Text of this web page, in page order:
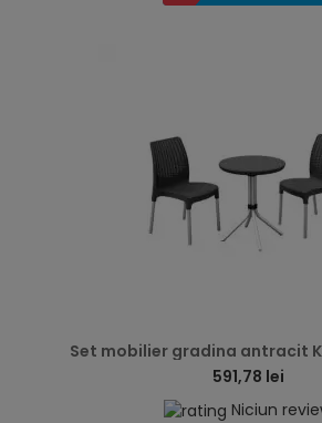
Set mobilier gradina antracit
591,78 lei
Niciun